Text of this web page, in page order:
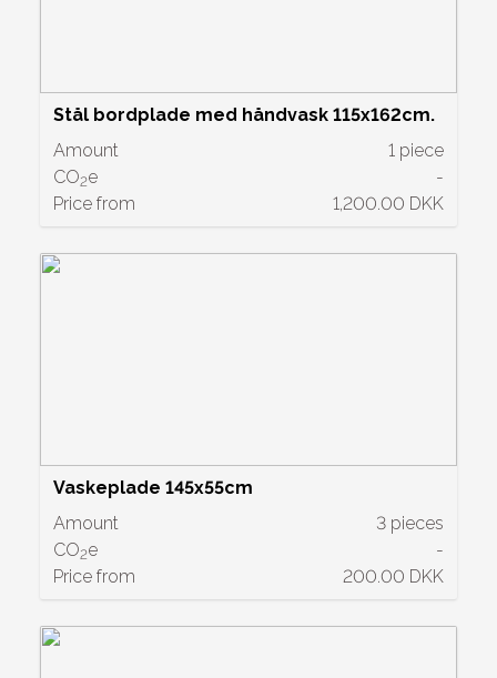
Stål bordplade med håndvask 115x162cm.
Amount
1 piece
CO2e
-
Price from
1,200.00 DKK
Vaskeplade 145x55cm
Amount
3 pieces
CO2e
-
Price from
200.00 DKK